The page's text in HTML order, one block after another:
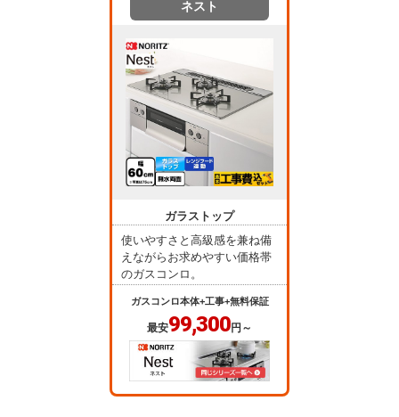
ネスト
ガラストップ
使いやすさと高級感を兼ね備
えながらお求めやすい価格帯
のガスコンロ。
ガスコンロ本体+工事+無料保証
最安99,300円～